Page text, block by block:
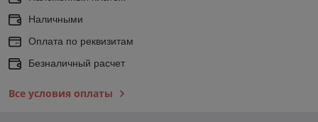
Наличными
Оплата по реквизитам
Безналичный расчет
Все условия оплаты